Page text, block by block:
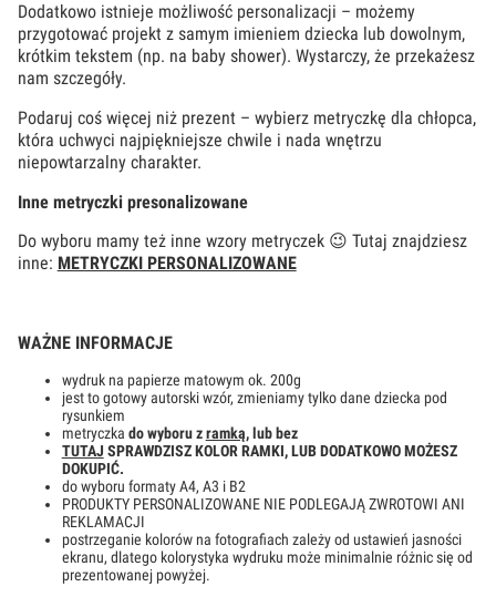
Dodatkowo istnieje możliwość personalizacji – możemy
przygotować projekt z samym imieniem dziecka lub dowolnym,
krótkim tekstem (np. na baby shower). Wystarczy, że przekażesz
nam szczegóły.
Podaruj coś więcej niż prezent – wybierz metryczkę dla chłopca,
która uchwyci najpiękniejsze chwile i nada wnętrzu
niepowtarzalny charakter.
Inne metryczki presonalizowane
Do wyboru mamy też inne wzory metryczek 😉 Tutaj znajdziesz
inne: METRYCZKI PERSONALIZOWANE
WAŻNE INFORMACJE
wydruk na papierze matowym ok. 200g
jest to gotowy autorski wzór, zmieniamy tylko dane dziecka pod
rysunkiem
metryczka do wyboru zramką, lub bez
TUTAJ SPRAWDZISZ KOLOR RAMKI, LUB DODATKOWO MOŻESZ
DOKUPIĆ.
do wyboru formaty A4, A3 i B2
PRODUKTY PERSONALIZOWANE NIE PODLEGAJĄ ZWROTOWI ANI
REKLAMACJI
postrzeganie kolorów na fotografiach zależy od ustawień jasności
ekranu, dlatego kolorystyka wydruku może minimalnie różnic się od
prezentowanej powyżej.